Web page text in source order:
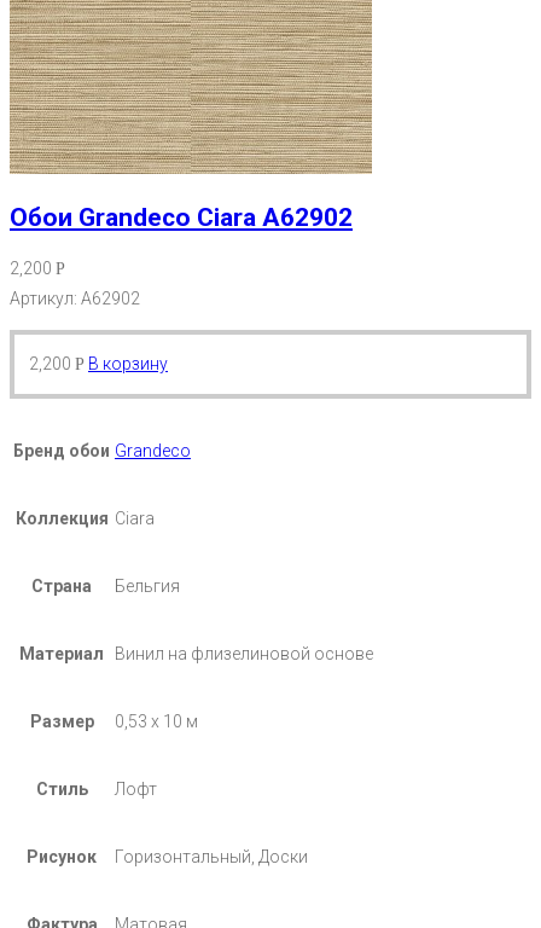
Обои Grandeco Ciara A62902
2,200 Р
Артикул: A62902
2,200 Р В корзину
Бренд обои Grandeco
Коллекция Ciara
Страна Бельгия
Материал Винил на флизелиновой основе
Размер 0,53 х 10 м
Стиль Лофт
Рисунок Горизонтальный, Доски
Фактура Матовая